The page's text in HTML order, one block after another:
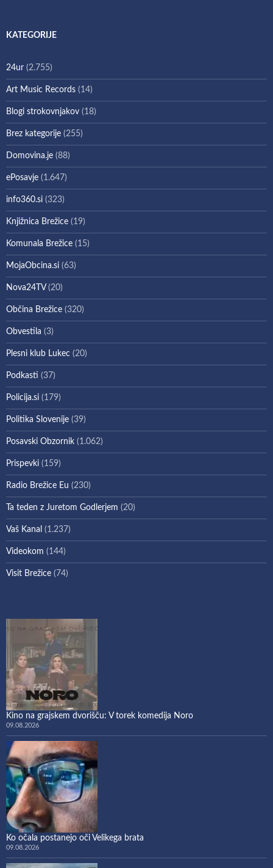
KATEGORIJE
24ur (2.755)
Art Music Records (14)
Blogi strokovnjakov (18)
Brez kategorije (255)
Domovina.je (88)
ePosavje (1.647)
info360.si (323)
Knjižnica Brežice (19)
Komunala Brežice (15)
MojaObcina.si (63)
Nova24TV(20)
Občina Brežice (320)
Obvestila (3)
Plesni klub Lukec (20)
Podkasti (37)
Policija.si (179)
Politika Slovenije (39)
Posavski Obzornik (1.062)
Prispevki (159)
Radio Brežice Eu (230)
Ta teden z Juretom Godlerjem (20)
Vaš Kanal (1.237)
Videokom (144)
Visit Brežice (74)
Kino na grajskem dvorišču: V torek komedija Noro
09.08.2026
Ko očala postanejo oči Velikega brata
09.08.2026